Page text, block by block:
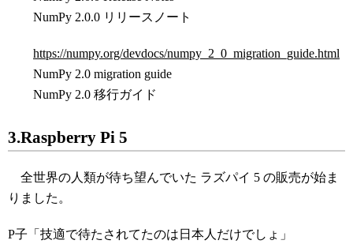
NumPy 2.0.0 リリースノート
https://numpy.org/devdocs/numpy_2_0_migration_guide.html
NumPy 2.0 migration guide
NumPy 2.0 移行ガイド
3.Raspberry Pi 5
全世界の人類が待ち望んでいた ラズパイ 5 の販売が始ま
りました。
P子「技適で待たされてたのは日本人だけでしょ」